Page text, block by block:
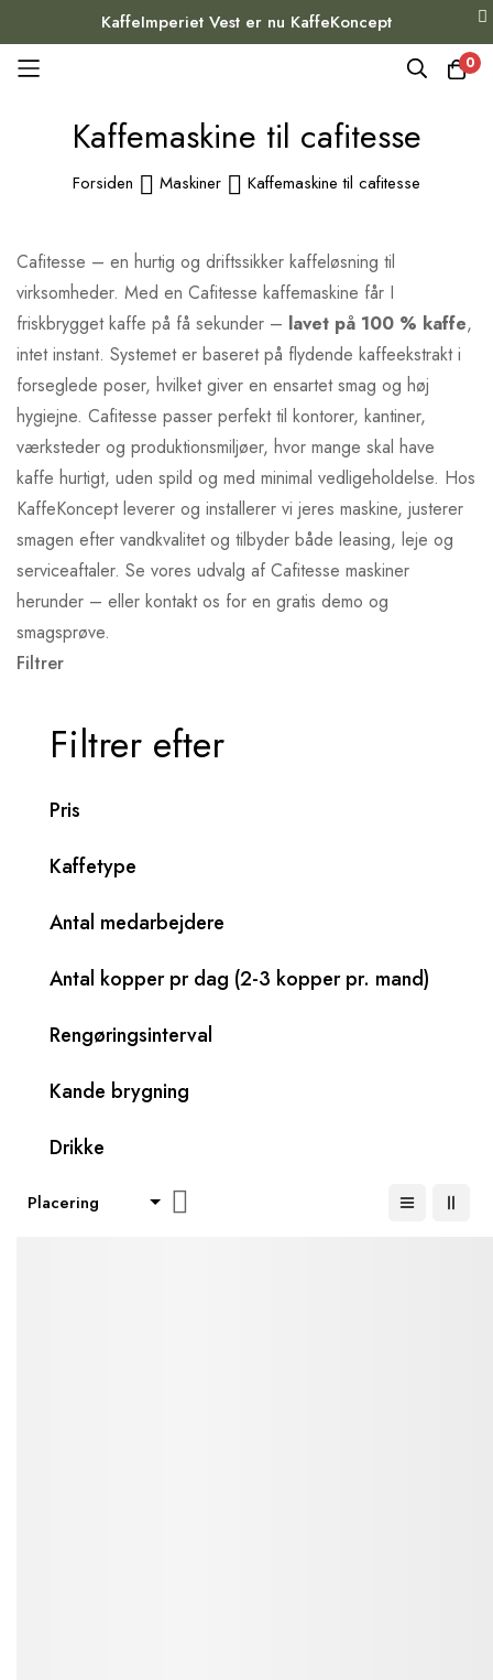
KaffeImperiet Vest er nu KaffeKoncept
0
Kaffemaskine til cafitesse
Forsiden Maskiner Kaffemaskine til cafitesse
Cafitesse – en hurtig og driftssikker kaffeløsning til
virksomheder. Med en Cafitesse kaffemaskine får I
friskbrygget kaffe på få sekunder – lavet på 100 % kaffe,
intet instant. Systemet er baseret på flydende kaffeekstrakt i
forseglede poser, hvilket giver en ensartet smag og høj
hygiejne. Cafitesse passer perfekt til kontorer, kantiner,
værksteder og produktionsmiljøer, hvor mange skal have
kaffe hurtigt, uden spild og med minimal vedligeholdelse. Hos
KaffeKoncept leverer og installerer vi jeres maskine, justerer
smagen efter vandkvalitet og tilbyder både leasing, leje og
serviceaftaler. Se vores udvalg af Cafitesse maskiner
herunder – eller kontakt os for en gratis demo og
smagsprøve.
Filtrer
Filtrer efter
Pris
Kaffetype
Antal medarbejdere
Antal kopper pr dag (2-3 kopper pr. mand)
Rengøringsinterval
Kande brygning
Drikke